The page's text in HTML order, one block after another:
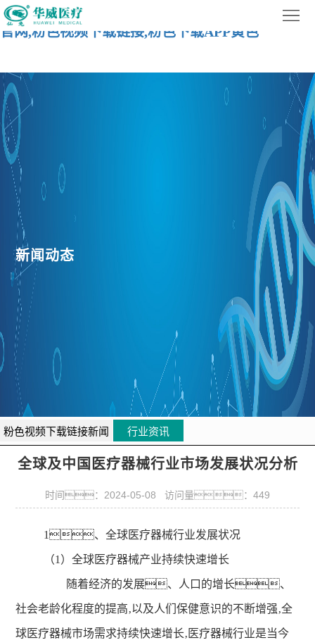
粉色视频在线高清免费完整播放,粉色视频在线观看
官网,粉色视频下载链接,粉色下载APP黄色
网
首
页
于
粉
色
线
清
免
完
粉
色
视
观
官
网
心
新
闻
粉
APP
色
粉
视
新闻动态
粉色视频下载链接新闻 行业资讯
全球及中国医疗器械行业市场发展状况分析
时间：2024-05-08 访问量：449
1、全球医疗器械行业发展状况
（1）全球医疗器械产业持续快速增长
随着经济的发展、人口的增长、
社会老龄化程度的提高‚以及人们保健意识的不断增强‚全
球医疗器械市场需求持续快速增长‚医疗器械行业是当今